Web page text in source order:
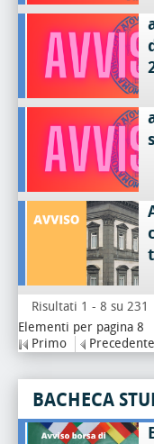
Risultati 1 - 8 su 231
Elementi per pagina 8
Primo
Precedente
BACHECA